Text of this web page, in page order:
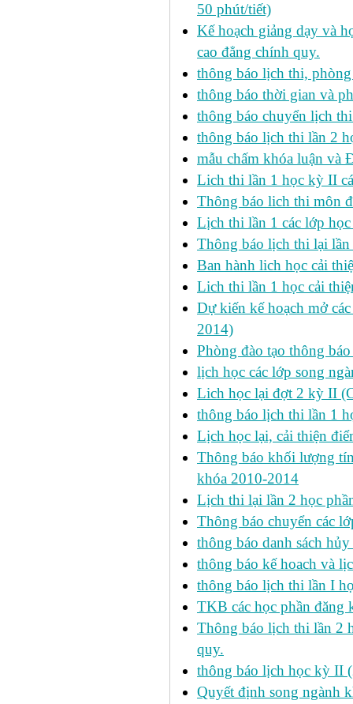
50 phút/tiết)
Kế hoạch giảng dạy và
cao đẳng chính quy.
thông báo lịch thi,
thông báo thời gian và
thông báo chuyển lịch
thông báo lịch thi lần 2
mẫu chấm khóa luận và
Lich thi lần 1 học kỳ II
Thông báo lich thi môn
Lịch thi lần 1 các lớp
Thông báo lịch thi lại
Ban hành lich học cải
Lich thi lần 1 học cải
Dự kiến kế hoạch mở
2014)
Phòng đào tạo thông
lịch học các lớp song
Lich học lại đợt 2 kỳ II
thông báo lịch thi lần 1
Lịch học lại, cải thiện
Thông báo khối lượng
khóa 2010-2014
Lịch thi lại lần 2 học
Thông báo chuyển các
thông báo danh sách
thông báo kế hoach và
thông báo lịch thi lần I
TKB các học phần
Thông báo lịch thi lần 2
quy.
thông báo lịch học kỳ II
Quyết định song ngành